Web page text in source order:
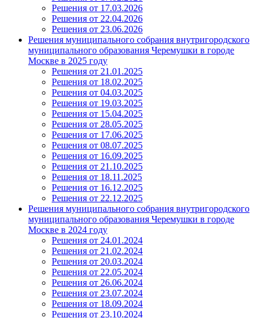
Решения от 17.03.2026
Решения от 22.04.2026
Решения от 23.06.2026
Решения муниципального собрания внутригородского
муниципального образования Черемушки в городе
Москве в 2025 году
Решения от 21.01.2025
Решения от 18.02.2025
Решения от 04.03.2025
Решения от 19.03.2025
Решения от 15.04.2025
Решения от 28.05.2025
Решения от 17.06.2025
Решения от 08.07.2025
Решения от 16.09.2025
Решения от 21.10.2025
Решения от 18.11.2025
Решения от 16.12.2025
Решения от 22.12.2025
Решения муниципального собрания внутригородского
муниципального образования Черемушки в городе
Москве в 2024 году
Решения от 24.01.2024
Решения от 21.02.2024
Решения от 20.03.2024
Решения от 22.05.2024
Решения от 26.06.2024
Решения от 23.07.2024
Решения от 18.09.2024
Решения от 23.10.2024